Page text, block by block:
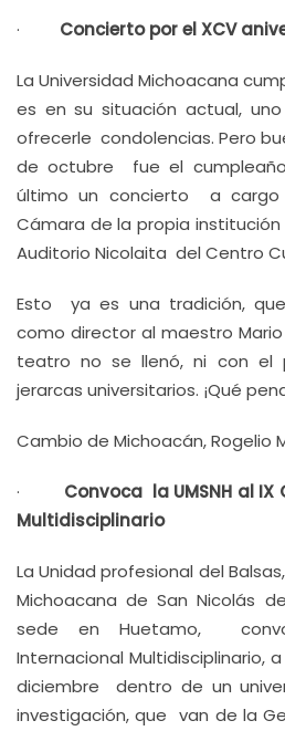
· Concierto por el XCV
La Universidad Michoacana
es en su situación actual,
ofrecerle condolencias. Pero
de octubre fue el
último un concierto a
Cámara de la propia institución
Auditorio Nicolaita del Centro
Esto ya es una tradición,
como director al maestro
teatro no se llenó, ni con el
jerarcas universitarios. ¡Qué
Cambio de Michoacán, Rogelio
· Convoca la UMSNH al
Multidisciplinario
La Unidad profesional del
Michoacana de San Nicolás
sede en Huetamo,
Internacional Multidisciplinario,
diciembre dentro de un
investigación, que van de la